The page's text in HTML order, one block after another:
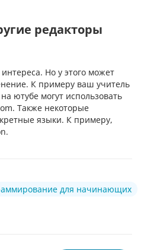
редакторы
Но у этого может
К примеру ваш учитель
ютубе могут использовать
Также некоторые
языки. К примеру,
для начинающих